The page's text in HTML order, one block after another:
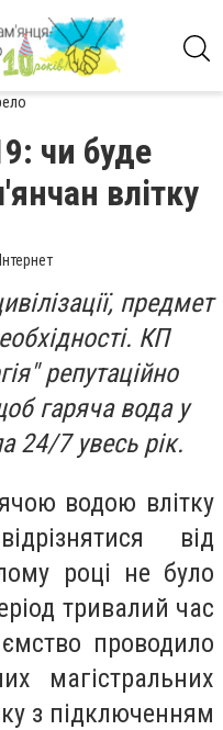
чи буде
влітку
предмет
КП
репутаційно
гаряча вода у
24/7 увесь рік.
водою влітку
від
році не було
тривалий час
проводило
магістральних
з підключенням